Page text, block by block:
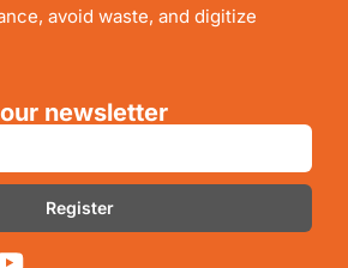
avoid waste, and digitize
newsletter
Register